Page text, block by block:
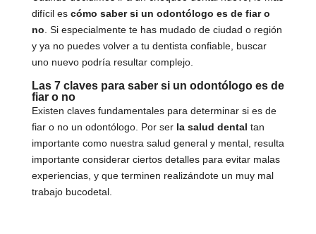
difícil es cómo saber si un odontólogo es de fiar o
no. Si especialmente te has mudado de ciudad o región
y ya no puedes volver a tu dentista confiable, buscar
uno nuevo podría resultar complejo.
Las 7 claves para saber si un odontólogo es de
fiar o no
Existen claves fundamentales para determinar si es de
fiar o no un odontólogo. Por ser la salud dental tan
importante como nuestra salud general y mental, resulta
importante considerar ciertos detalles para evitar malas
experiencias, y que terminen realizándote un muy mal
trabajo bucodetal.